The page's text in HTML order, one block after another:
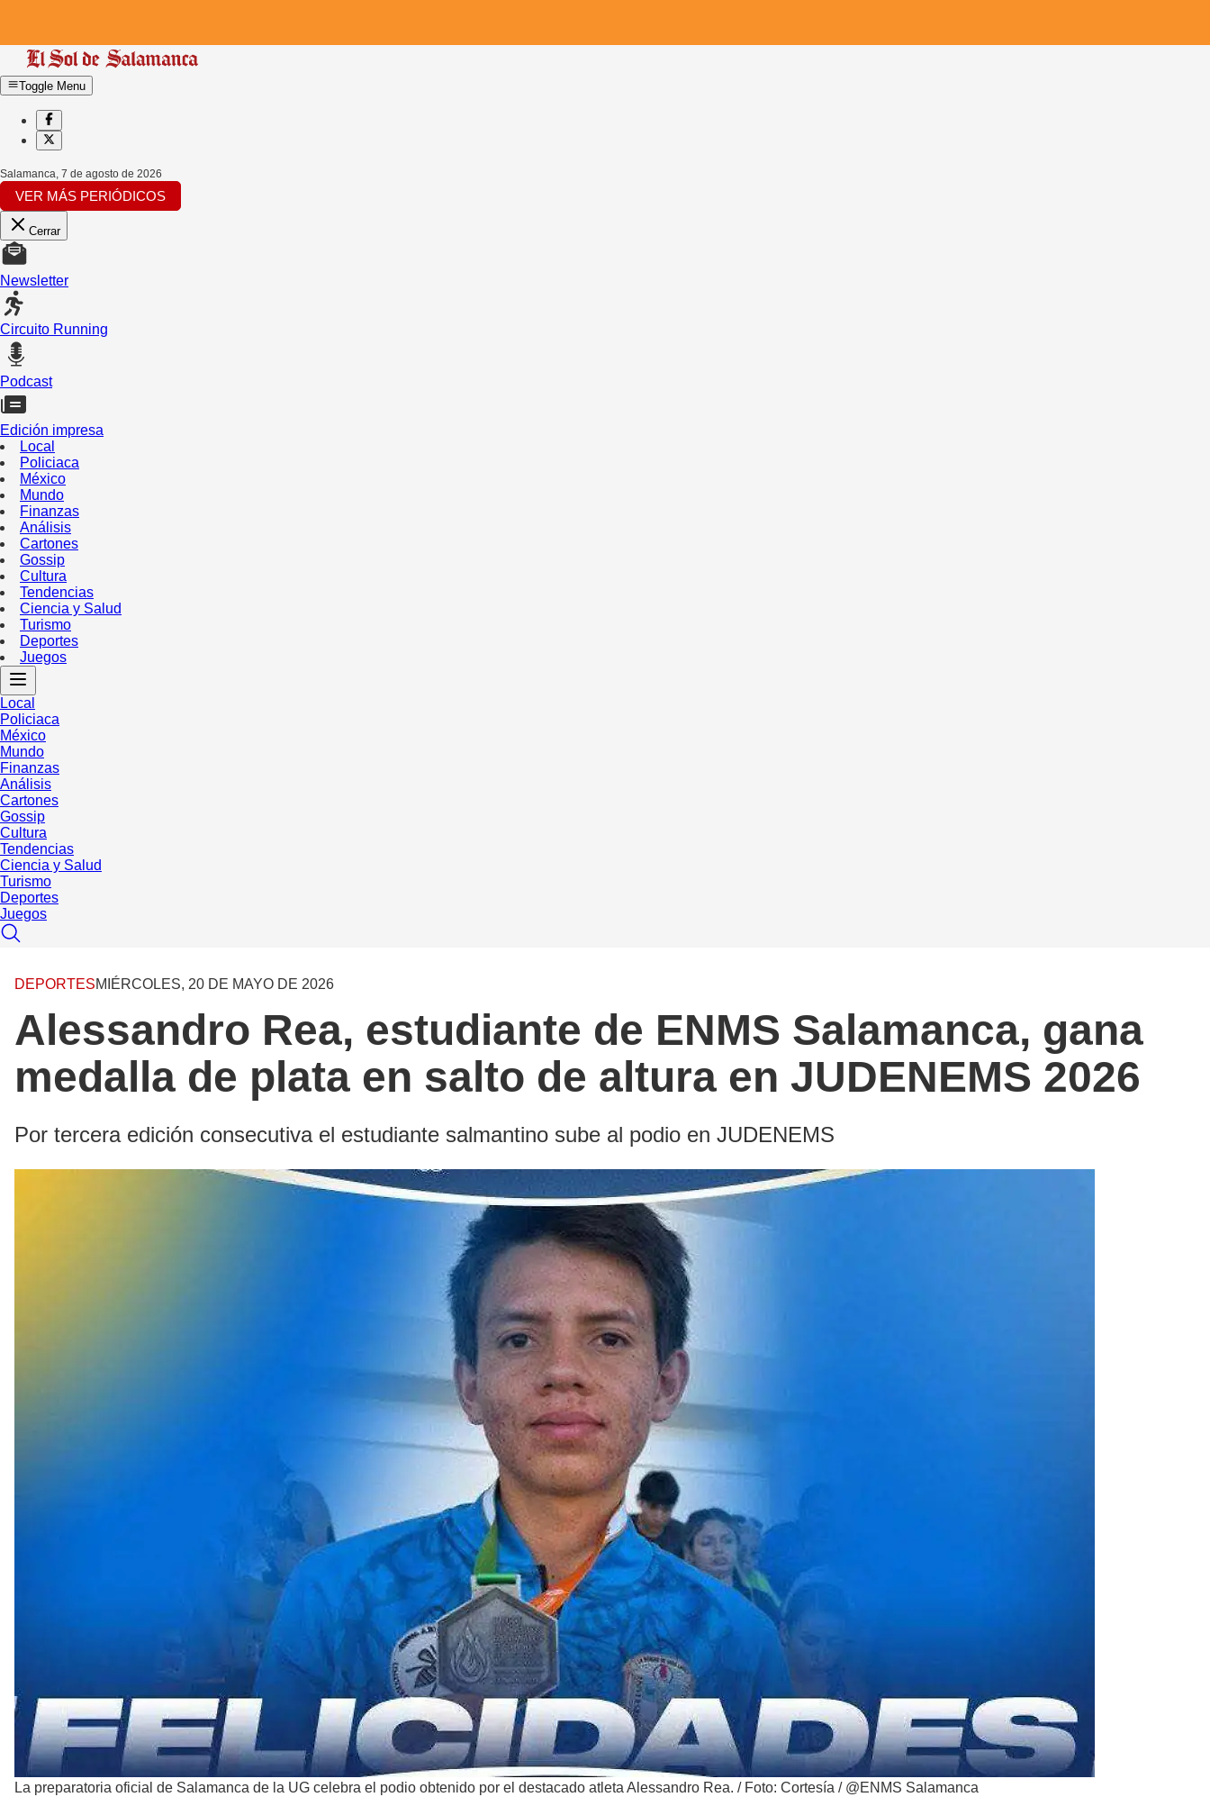
Toggle Menu
Salamanca, 7 de agosto de 2026
VER MÁS PERIÓDICOS
Cerrar
Newsletter
Circuito Running
Podcast
Edición impresa
Local
Policiaca
México
Mundo
Finanzas
Análisis
Cartones
Gossip
Cultura
Tendencias
Ciencia y Salud
Turismo
Deportes
Juegos
Local
Policiaca
México
Mundo
Finanzas
Análisis
Cartones
Gossip
Cultura
Tendencias
Ciencia y Salud
Turismo
Deportes
Juegos
DEPORTESMIÉRCOLES, 20 DE MAYO DE 2026
Alessandro Rea, estudiante de ENMS Salamanca, gana
medalla de plata en salto de altura en JUDENEMS 2026
Por tercera edición consecutiva el estudiante salmantino sube al podio en JUDENEMS
La preparatoria oficial de Salamanca de la UG celebra el podio obtenido por el destacado atleta Alessandro Rea. / Foto: Cortesía / @ENMS Salamanca